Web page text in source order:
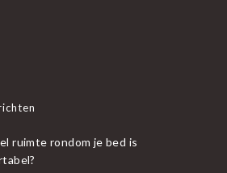
ruimte rondom je bed is